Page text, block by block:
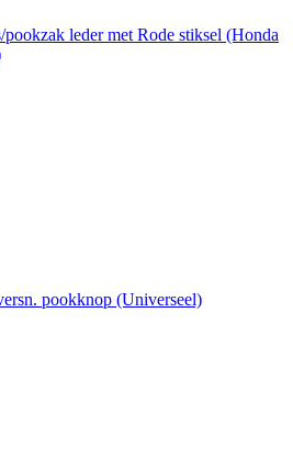
leder met Rode stiksel (Honda
pookknop (Universeel)